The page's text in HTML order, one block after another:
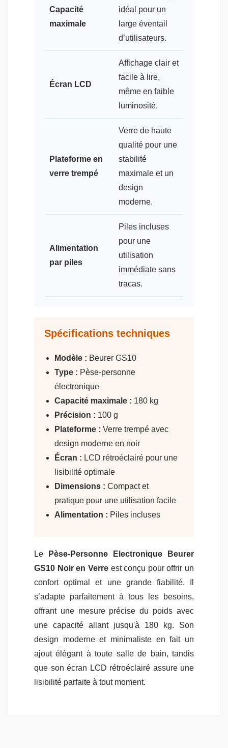
Capacité
maximale
idéal pour un
large éventail
d’utilisateurs.
Écran LCD
Affichage clair et
facile à lire,
même en faible
luminosité.
Plateforme en
verre trempé
Verre de haute
qualité pour une
stabilité
maximale et un
design
moderne.
Alimentation
par piles
Piles incluses
pour une
utilisation
immédiate sans
tracas.
Spécifications techniques
Modèle : Beurer GS10
Type : Pèse-personne
électronique
Capacité maximale : 180 kg
Précision : 100 g
Plateforme : Verre trempé avec
design moderne en noir
Écran : LCD rétroéclairé pour une
lisibilité optimale
Dimensions : Compact et
pratique pour une utilisation facile
Alimentation : Piles incluses
Le
Pèse-Personne Electronique Beurer
GS10 Noir en Verreest conçu pour offrir un
confort optimal et une grande fiabilité. Il
s’adapte parfaitement à tous les besoins,
offrant une mesure précise du poids avec
une capacité allant jusqu'à 180 kg. Son
design moderne et minimaliste en fait un
ajout élégant à toute salle de bain, tandis
que son écran LCD rétroéclairé assure une
lisibilité parfaite à tout moment.